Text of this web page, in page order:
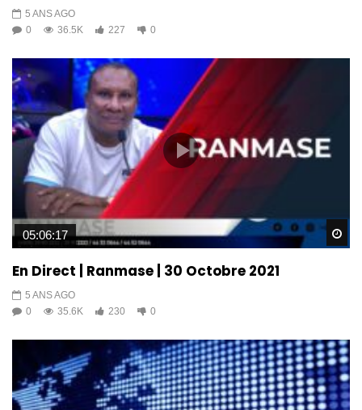
5 ANS AGO
0
36.5K 227 0
05:06:17
En Direct | Ranmase | 30 Octobre 2021
5 ANS AGO
0
35.6K 230 0